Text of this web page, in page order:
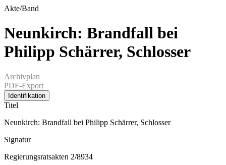
Akte/Band
Neunkirch: Brandfall bei
Philipp Schärrer, Schlosser
Archivplan
PDF-Export
Identifikation
Titel
Neunkirch: Brandfall bei Philipp Schärrer, Schlosser
Signatur
Regierungsratsakten 2/8934